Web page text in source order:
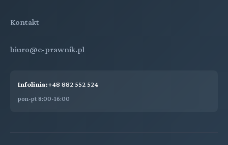
Kontakt
biuro@e-prawnik.pl
Infolinia:+48 882 552 524
pon-pt 8:00-16:00